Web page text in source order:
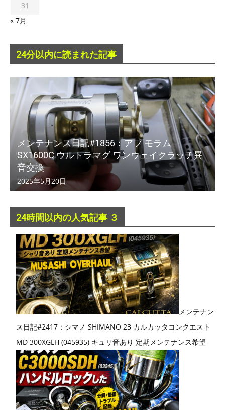
31
« 7月
24分以内に読まれた記事
メンテナンス日記#1856：アブ モラム
SX1600C ウルトラマグ ワンウェイクラッチ異
音交換
2025年5月20日
24時間以内の人気記事 ３
メンテナン
ス日記#2417：シマノ SHIMANO 23 カルカッタコンクエスト
MD 300XGLH (045935) キュリ音あり 定期メンテナンス希望